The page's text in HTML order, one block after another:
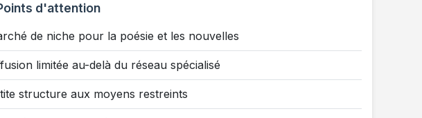
d'attention
de niche pour la poésie et les nouvelles
limitée au-delà du réseau spécialisé
structure aux moyens restreints